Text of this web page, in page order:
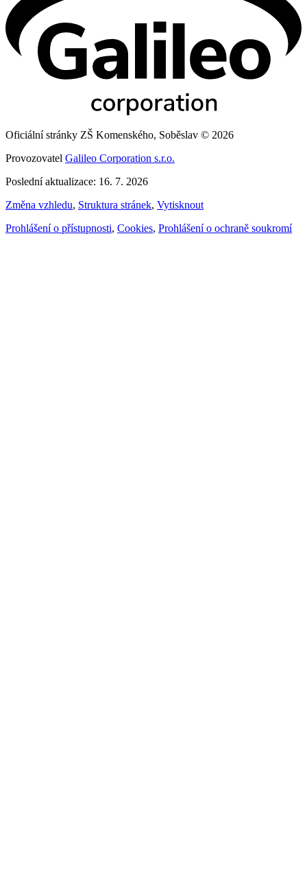
Oficiální stránky ZŠ Komenského, Soběslav © 2026
Provozovatel Galileo Corporation s.r.o.
Poslední aktualizace: 16. 7. 2026
Změna vzhledu, Struktura stránek, Vytisknout
Prohlášení o přístupnosti, Cookies, Prohlášení o ochraně soukromí